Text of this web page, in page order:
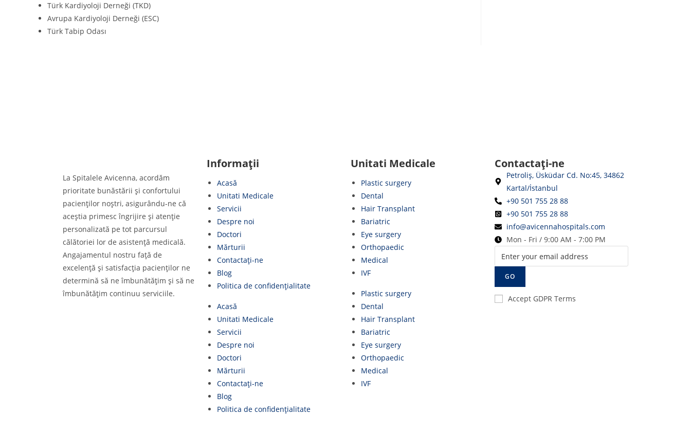
Türk Kardiyoloji Derneği (TKD)
Avrupa Kardiyoloji Derneği (ESC)
Türk Tabip Odası
La Spitalele Avicenna, acordăm
prioritate bunăstării și confortului
pacienților noștri, asigurându-ne că
aceștia primesc îngrijire și atenție
personalizată pe tot parcursul
călătoriei lor de asistență medicală.
Angajamentul nostru față de
excelență și satisfacția pacienților ne
determină să ne îmbunătățim și să ne
îmbunătățim continuu serviciile.
Informaţii
Acasă
Unitati Medicale
Servicii
Despre noi
Doctori
Mărturii
Contactaţi-ne
Blog
Politica de confidențialitate
Acasă
Unitati Medicale
Servicii
Despre noi
Doctori
Mărturii
Contactaţi-ne
Blog
Politica de confidențialitate
Unitati Medicale
Plastic surgery
Dental
Hair Transplant
Bariatric
Eye surgery
Orthopaedic
Medical
IVF
Plastic surgery
Dental
Hair Transplant
Bariatric
Eye surgery
Orthopaedic
Medical
IVF
Contactaţi-ne
Petroliş, Üsküdar Cd. No:45, 34862
Kartal/İstanbul
+90 501 755 28 88
+90 501 755 28 88
info@avicennahospitals.com
Mon - Fri / 9:00 AM - 7:00 PM
GO
Accept GDPR Terms